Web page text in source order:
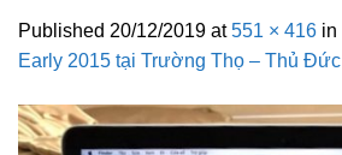
Published 20/12/2019 at551 × 416 in
Early 2015 tại Trường Thọ – Thủ Đức